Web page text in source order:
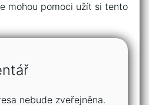
mohou pomoci užít si tento
nebude zveřejněna.